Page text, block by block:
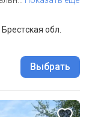
обл.
Выбрать